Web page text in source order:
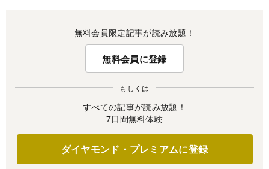
無料会員限定記事が読み放題！
無料会員に登録
もしくは
すべての記事が読み放題！
7日間無料体験
ダイヤモンド・プレミアムに登録